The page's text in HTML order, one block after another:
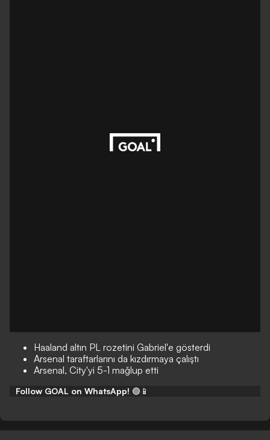
Haaland altın PL rozetini Gabriel'e gösterdi
Arsenal taraftarlarını da kızdırmaya çalıştı
Arsenal, City'yi 5-1 mağlup etti
Follow GOAL on WhatsApp! 🟢📱